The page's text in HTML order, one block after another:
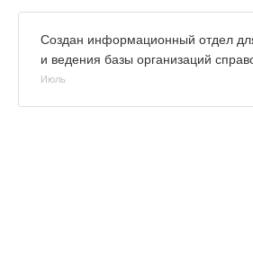
Создан информационный отдел
и ведения базы организаций
Июль